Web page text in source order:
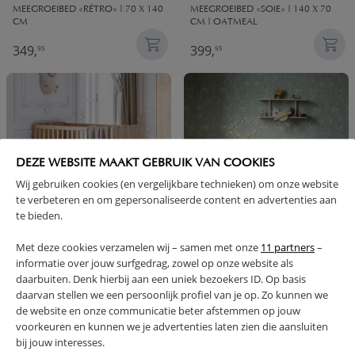
DEZE WEBSITE MAAKT GEBRUIK VAN COOKIES
Wij gebruiken cookies (en vergelijkbare technieken) om onze website
te verbeteren en om gepersonaliseerde content en advertenties aan
te bieden.
Met deze cookies verzamelen wij – samen met onze 11 partners–
informatie over jouw surfgedrag, zowel op onze website als
daarbuiten. Denk hierbij aan een uniek bezoekers ID. Op basis
daarvan stellen we een persoonlijk profiel van je op. Zo kunnen we
de website en onze communicatie beter afstemmen op jouw
voorkeuren en kunnen we je advertenties laten zien die aansluiten
bij jouw interesses.
MEEGROEIBED «RÉTRO» | 70 X 140
CM
349,95
MEEGROEIBED «SOIE» | 140 X 70
CM | OATMEAL
399,95
DOORGROEI LEDIKANT 140X70 |
«VINTAGE»
499,
BEDHEKJE | 90 X 38 CM | NATUREL
59, 95